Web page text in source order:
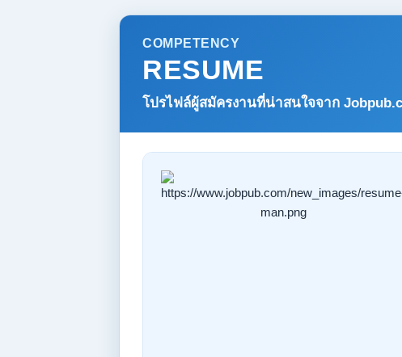
COMPETENCY
RESUME
โปรไฟล์ผู้สมัครงานที่น่าสนใจจาก